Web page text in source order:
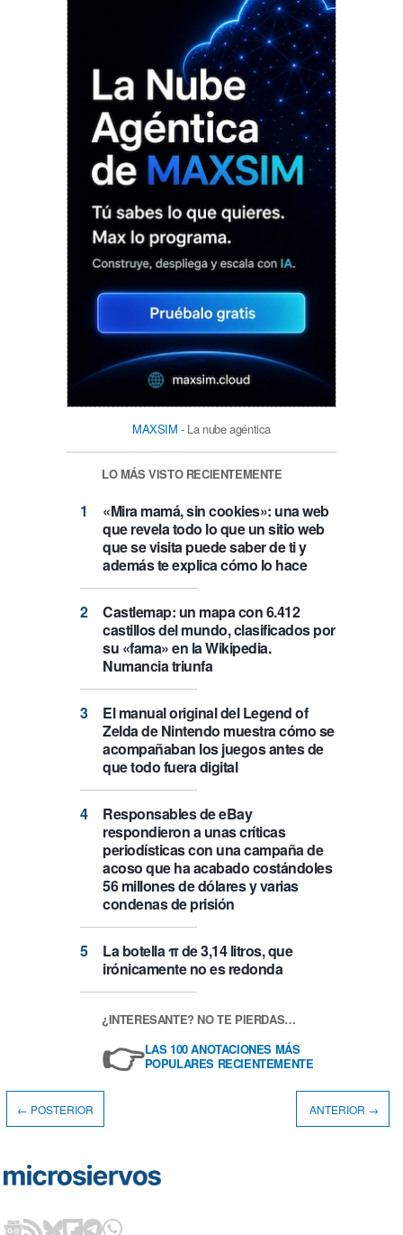
MAXSIM - La nube agéntica
LO MÁS VISTO RECIENTEMENTE
«Mira mamá, sin cookies»: una web
que revela todo lo que un sitio web
que se visita puede saber de ti y
además te explica cómo lo hace
Castlemap: un mapa con 6.412
castillos del mundo, clasificados por
su «fama» en la Wikipedia.
Numancia triunfa
El manual original del Legend of
Zelda de Nintendo muestra cómo se
acompañaban los juegos antes de
que todo fuera digital
Responsables de eBay
respondieron a unas críticas
periodísticas con una campaña de
acoso que ha acabado costándoles
56 millones de dólares y varias
condenas de prisión
La botella π de 3,14 litros, que
irónicamente no es redonda
¿INTERESANTE? NO TE PIERDAS…
👉LAS 100 ANOTACIONES MÁS
POPULARES RECIENTEMENTE
← POSTERIOR ANTERIOR →